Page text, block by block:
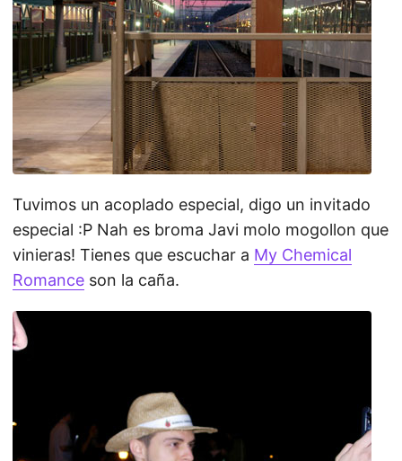
Tuvimos un acoplado especial, digo un invitado
especial :P Nah es broma Javi molo mogollon que
vinieras! Tienes que escuchar a My Chemical
Romance son la caña.